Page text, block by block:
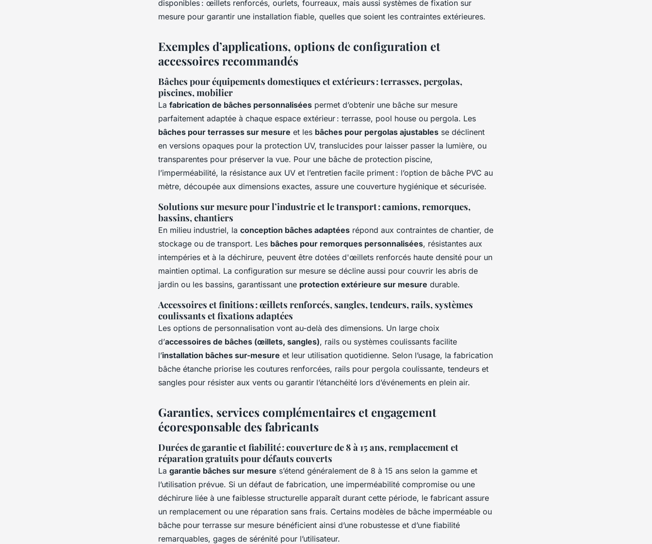
disponibles : œillets renforcés, ourlets, fourreaux, mais aussi systèmes de fixation sur
mesure pour garantir une installation fiable, quelles que soient les contraintes extérieures.
Exemples d’applications, options de configuration et
accessoires recommandés
Bâches pour équipements domestiques et extérieurs : terrasses, pergolas,
piscines, mobilier
La fabrication de bâches personnalisées permet d’obtenir une bâche sur mesure
parfaitement adaptée à chaque espace extérieur : terrasse, pool house ou pergola. Les
bâches pour terrasses sur mesure et les bâches pour pergolas ajustables se déclinent
en versions opaques pour la protection UV, translucides pour laisser passer la lumière, ou
transparentes pour préserver la vue. Pour une bâche de protection piscine,
l’imperméabilité, la résistance aux UV et l’entretien facile priment : l’option de bâche PVC au
mètre, découpée aux dimensions exactes, assure une couverture hygiénique et sécurisée.
Solutions sur mesure pour l’industrie et le transport : camions, remorques,
bassins, chantiers
En milieu industriel, la conception bâches adaptées répond aux contraintes de chantier, de
stockage ou de transport. Les bâches pour remorques personnalisées, résistantes aux
intempéries et à la déchirure, peuvent être dotées d'œillets renforcés haute densité pour un
maintien optimal. La configuration sur mesure se décline aussi pour couvrir les abris de
jardin ou les bassins, garantissant une protection extérieure sur mesure durable.
Accessoires et finitions : œillets renforcés, sangles, tendeurs, rails, systèmes
coulissants et fixations adaptées
Les options de personnalisation vont au-delà des dimensions. Un large choix
d’accessoires de bâches (œillets, sangles), rails ou systèmes coulissants facilite
l’installation bâches sur-mesure et leur utilisation quotidienne. Selon l’usage, la fabrication
bâche étanche priorise les coutures renforcées, rails pour pergola coulissante, tendeurs et
sangles pour résister aux vents ou garantir l’étanchéité lors d’événements en plein air.
Garanties, services complémentaires et engagement
écoresponsable des fabricants
Durées de garantie et fiabilité : couverture de 8 à 15 ans, remplacement et
réparation gratuits pour défauts couverts
La garantie bâches sur mesure s’étend généralement de 8 à 15 ans selon la gamme et
l’utilisation prévue. Si un défaut de fabrication, une imperméabilité compromise ou une
déchirure liée à une faiblesse structurelle apparaît durant cette période, le fabricant assure
un remplacement ou une réparation sans frais. Certains modèles de bâche imperméable ou
bâche pour terrasse sur mesure bénéficient ainsi d’une robustesse et d’une fiabilité
remarquables, gages de sérénité pour l’utilisateur.